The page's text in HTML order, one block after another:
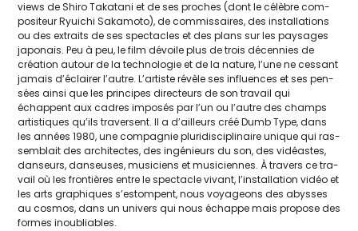
views de Shiro Takatani et de ses proches (dont le célèbre com­
po­si­teur Ryuichi Sakamoto), de com­mis­saires, des ins­tal­la­tions
ou des extraits de ses spec­tacles et des plans sur les pay­sages
japo­nais. Peu à peu, le film dévoile plus de trois décen­nies de
créa­tion autour de la tech­no­lo­gie et de la nature, l’une ne ces­sant
jamais d’éclairer l’autre. L’artiste révèle ses influences et ses pen­
sées ain­si que les prin­cipes direc­teurs de son tra­vail qui
échappent aux cadres impo­sés par l’un ou l’autre des champs
artis­tiques qu’ils tra­versent. Il a d’ailleurs créé Dumb Type, dans
les années 1980, une com­pa­gnie plu­ri­dis­ci­pli­naire unique qui ras­
sem­blait des archi­tectes, des ingé­nieurs du son, des vidéastes,
dan­seurs, dan­seuses, musi­ciens et musi­ciennes. À tra­vers ce tra­
vail où les fron­tières entre le spec­tacle vivant, l’installation vidéo et
les arts gra­phiques s’estompent, nous voya­geons des abysses
au cos­mos, dans un uni­vers qui nous échappe mais pro­pose des
formes inoubliables.